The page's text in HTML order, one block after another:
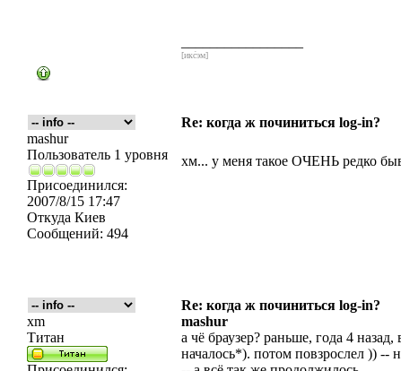
[икс́эм]
Re: когда ж починиться log-in?
mashur
Пользователь 1 уровня
Присоединился:
2007/8/15 17:47
Откуда Киев
Сообщений: 494
хм... у меня такое ОЧЕНЬ редко
Re: когда ж починиться log-in?
xm
Титан
mashur
а чё браузер? раньше, года 4
началось*). потом повзрослел ))